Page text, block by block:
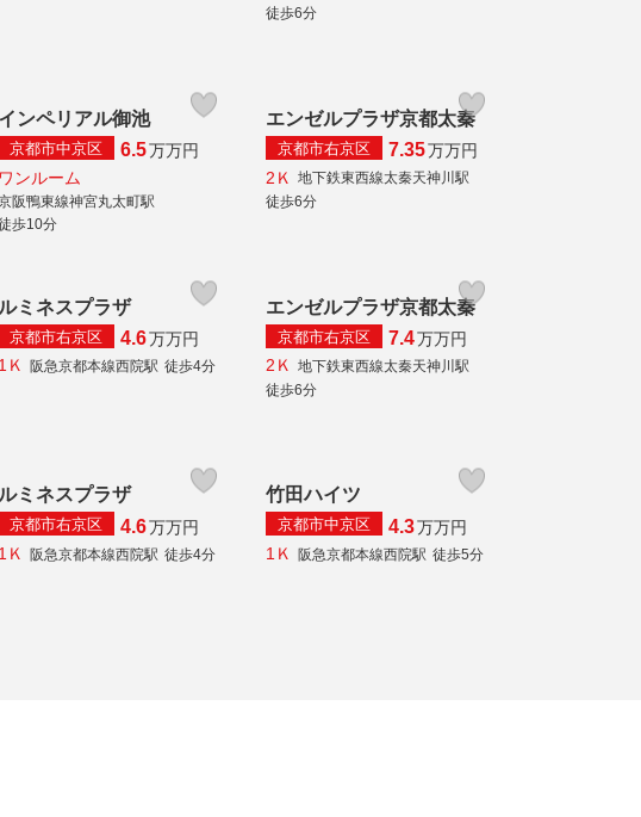
徒歩6分
インペリアル御池
京都市中京区 6.5万万円
ワンルーム
阪鴨東線神宮丸太町駅
歩10分
エンゼルプラザ京都太秦
京都市右京区 7.35万万円
2Ｋ
地下鉄東西線太秦天神川駅
徒歩6分
ルミネスプラザ
京都市右京区 4.6万万円
1Ｋ 阪急京都本線西院駅 徒歩4分
エンゼルプラザ京都太秦
京都市右京区 7.4万万円
2Ｋ 地下鉄東西線太秦天神川駅
徒歩6分
ルミネスプラザ
京都市右京区 4.6万万円
1Ｋ
阪急京都本線西院駅 徒歩4分
竹田ハイツ
京都市中京区 4.3万万円
1Ｋ
阪急京都本線西院駅 徒歩5分